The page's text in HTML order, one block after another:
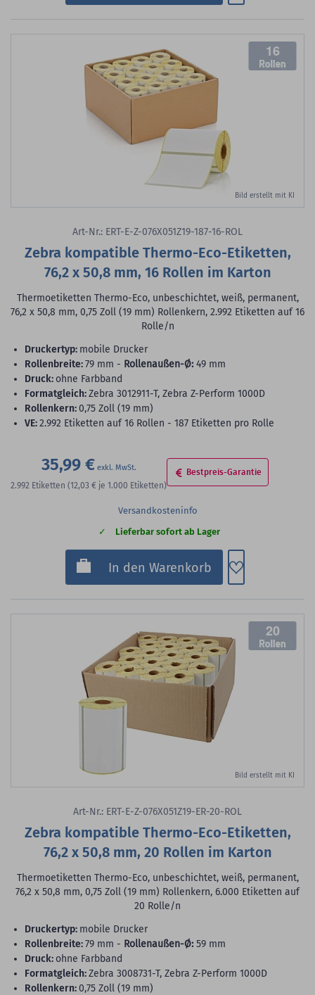
Bild erstellt mit KI
16
Art-Nr.: ERT-E-Z-076X051Z19-187-16-ROL
Zebra kompatible Thermo-Eco-Etiketten,
76,2 x 50,8 mm, 16 Rollen im Karton
Thermoetiketten Thermo-Eco, unbeschichtet, weiß, permanent,
76,2 x 50,8 mm, 0,75 Zoll (19 mm) Rollenkern, 2.992 Etiketten auf 16
Rolle/n
Druckertyp: mobile Drucker
Rollenbreite:79 mm - Rollenaußen-Ø: 49 mm
Druck: ohne Farbband
Formatgleich:Zebra 3012911-T, Zebra Z-Perform 1000D
Rollenkern:0,75 Zoll (19 mm)
VE:2.992 Etiketten auf 16 Rollen - 187 Etiketten pro Rolle
35,99 €
2.992 Etiketten (12,03 € je 1.000 Etiketten)
Bestpreis-Garantie
Versandkosteninfo
Lieferbar sofort ab Lager
In den Warenkorb Zum
20
Bild erstellt mit KI
Art-Nr.: ERT-E-Z-076X051Z19-ER-20-ROL
Zebra kompatible Thermo-Eco-Etiketten,
76,2 x 50,8 mm, 20 Rollen im Karton
Thermoetiketten Thermo-Eco, unbeschichtet, weiß, permanent,
76,2 x 50,8 mm, 0,75 Zoll (19 mm) Rollenkern, 6.000 Etiketten auf
20 Rolle/n
Druckertyp: mobile Drucker
Rollenbreite:79 mm - Rollenaußen-Ø: 59 mm
Druck: ohne Farbband
Formatgleich:Zebra 3008731-T, Zebra Z-Perform 1000D
Rollenkern:0,75 Zoll (19 mm)